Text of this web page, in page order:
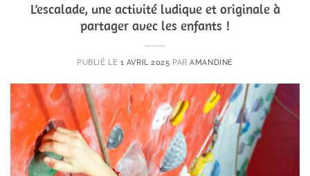
L’escalade, une activité ludique et originale à
partager avec les enfants !
PUBLIÉ LE 1 AVRIL 2025 PARAMANDINE